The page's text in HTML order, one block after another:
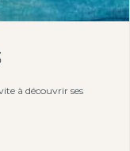
à découvrir ses